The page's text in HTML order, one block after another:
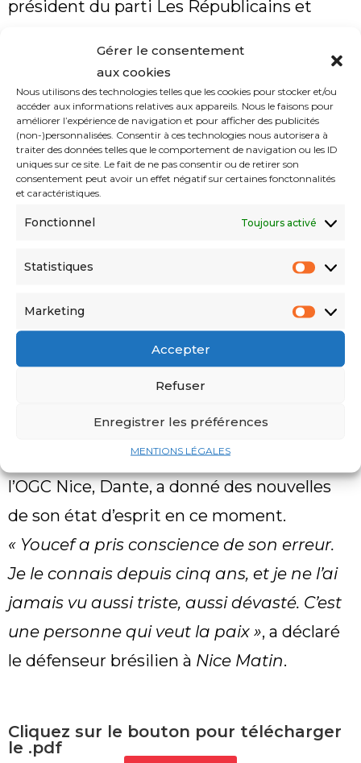
Gérer le consentement
aux cookies
Nous utilisons des technologies telles que les cookies pour stocker et/ou
accéder aux informations relatives aux appareils. Nous le faisons pour
améliorer l’expérience de navigation et pour afficher des publicités
(non-)personnalisées. Consentir à ces technologies nous autorisera à
traiter des données telles que le comportement de navigation ou les ID
uniques sur ce site. Le fait de ne pas consentir ou de retirer son
consentement peut avoir un effet négatif sur certaines fonctonnalités
et caractéristiques.
Fonctionnel Toujours activé
Statistiques
Marketing
Accepter
Refuser
Enregistrer les préférences
MENTIONS LÉGALES
président du parti Les Républicains et
« plus voir Youcef Atal sous le
maillot de l’OGC Nice ».
Les regrets et les excuses du joueur,
menant jusqu’ici une carrière exemplaire
avec le club azuréen qu’il a rejoint en 2018,
ne suffisent pas à l’extirper d’une tempête
portée sur son avenir sportif, dans un
contexte où la France vit des tiraillements
sans précédents autour du conflit israélo-
publiquement pour ne pas alimenter la
polémique, néanmoins le capitaine de
l’OGC Nice, Dante, a donné des nouvelles
de son état d’esprit en ce moment.
« Youcef a pris conscience de son erreur.
Je le connais depuis cinq ans, et je ne l’ai
jamais vu aussi triste, aussi dévasté. C’est
une personne qui veut la paix », a déclaré
le défenseur brésilien à Nice Matin.
Cliquez sur le bouton pour télécharger
le .pdf